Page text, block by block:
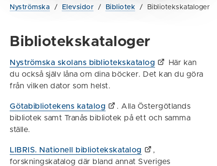
Nyströmska / Elevsidor / Bibliotek / Bibliotekskataloger
Bibliotekskataloger
Nyströmska skolans bibliotekskatalog
Här kan
du också själv låna om dina böcker. Det kan du göra
från vilken dator som helst.
Götabibliotekens katalog
. Alla Östergötlands
bibliotek samt Tranås bibliotek på ett och samma
ställe.
LIBRIS. Nationell bibliotekskatalog
,
forskningskatalog där bland annat Sveriges